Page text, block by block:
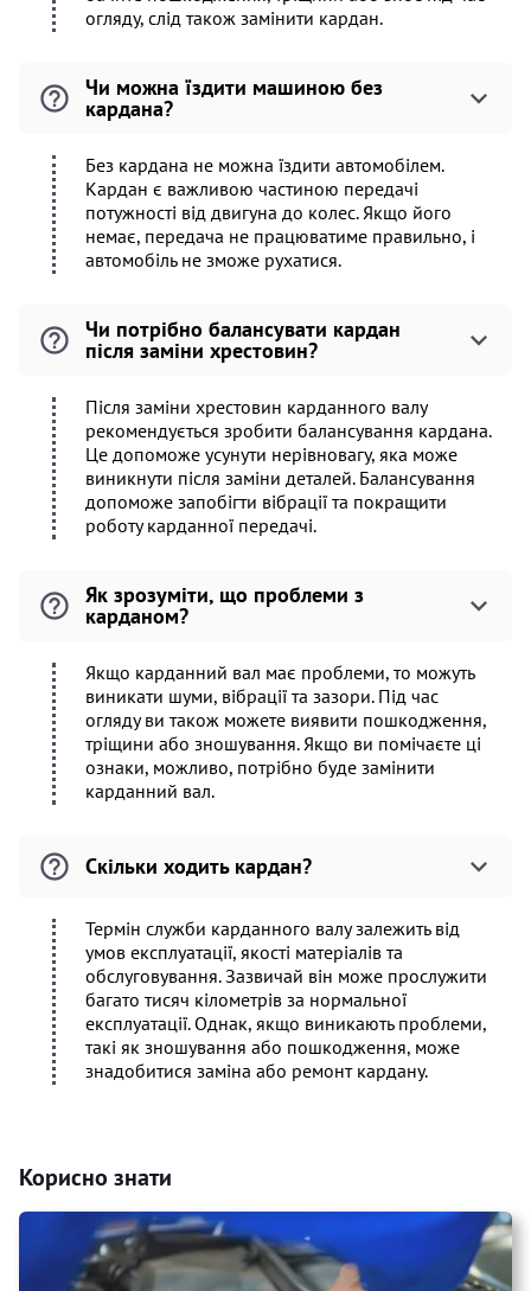
огляду, слід також замінити кардан.
Чи можна їздити машиною без
кардана?
Без кардана не можна їздити автомобілем.
Кардан є важливою частиною передачі
потужності від двигуна до колес. Якщо його
немає, передача не працюватиме правильно, і
автомобіль не зможе рухатися.
Чи потрібно балансувати кардан
після заміни хрестовин?
Після заміни хрестовин карданного валу
рекомендується зробити балансування кардана.
Це допоможе усунути нерівновагу, яка може
виникнути після заміни деталей. Балансування
допоможе запобігти вібрації та покращити
роботу карданної передачі.
Як зрозуміти, що проблеми з
карданом?
Якщо карданний вал має проблеми, то можуть
виникати шуми, вібрації та зазори. Під час
огляду ви також можете виявити пошкодження,
тріщини або зношування. Якщо ви помічаєте ці
ознаки, можливо, потрібно буде замінити
карданний вал.
Скільки ходить кардан?
Термін служби карданного валу залежить від
умов експлуатації, якості матеріалів та
обслуговування. Зазвичай він може прослужити
багато тисяч кілометрів за нормальної
експлуатації. Однак, якщо виникають проблеми,
такі як зношування або пошкодження, може
знадобитися заміна або ремонт кардану.
Корисно знати